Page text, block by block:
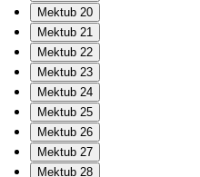
Mektub 20
Mektub 21
Mektub 22
Mektub 23
Mektub 24
Mektub 25
Mektub 26
Mektub 27
Mektub 28